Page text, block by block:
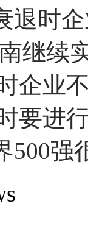
退时
继续
企业
要进
500